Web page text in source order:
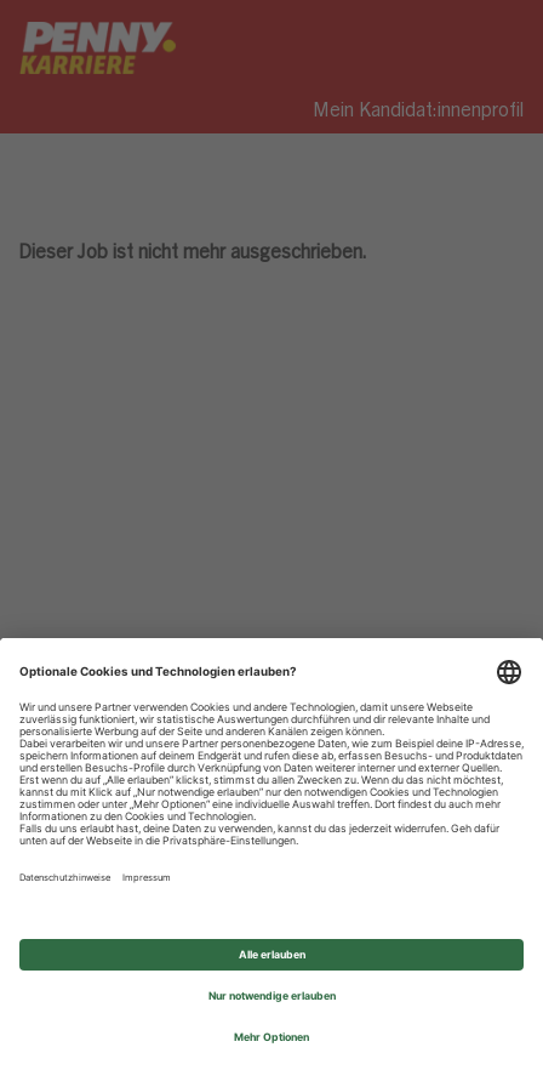
Mein Kandidat:innenprofil
Dieser Job ist nicht mehr ausgeschrieben.
Datenschutzhinweise
Impressum
Privatsphäre-Einstellungen
© 2026 REWE Group - All rights reserved